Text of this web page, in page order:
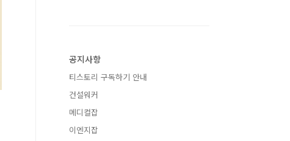
공지사항
티스토리 구독하기 안내
건설워커
메디컬잡
이엔지잡